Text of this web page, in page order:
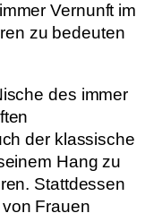
Vernunft im
zu bedeuten
des immer
der klassische
Hang zu
Stattdessen
Frauen